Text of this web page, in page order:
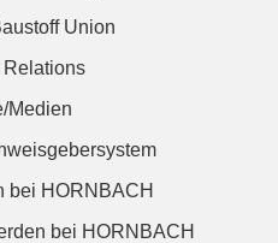
Union
Relations
Medien
bei HORNBACH
bei HORNBACH